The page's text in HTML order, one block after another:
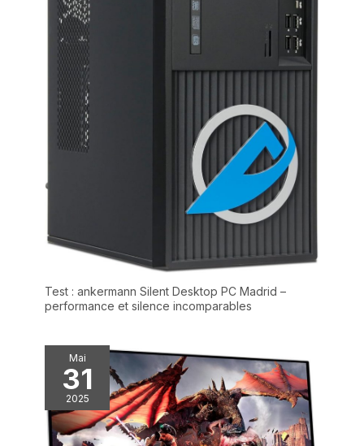
épuré est agréable à l’œil. La
charnière rotative à 180°
permet de coucher l’écran
pour un partage de contenu
optimal, idéal pour les
réunions ou pour partager un
film sans avoir à bouger
l’ordinateur. 💼 Un Excellent
Rapport Qualité/Prix: À la
recherche d’un ordinateur
portable bon marché mais
fiable ? Ce modèle est le
meilleur allié des utilisateurs
(ouvrir plusieurs onglets sans
quotidien, sans se ruiner.
Test : ankermann Silent Desktop PC Madrid –
performance et silence incomparables
Mai
31
2025